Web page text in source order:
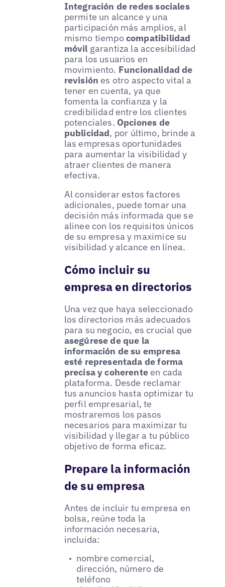
Integración de redes sociales
permite un alcance y una
participación más amplios, al
mismo tiempocompatibilidad
móvil garantiza la accesibilidad
para los usuarios en
movimiento. Funcionalidad de
revisión es otro aspecto vital a
tener en cuenta, ya que
fomenta la confianza y la
credibilidad entre los clientes
potenciales. Opciones de
publicidad, por último, brinde a
las empresas oportunidades
para aumentar la visibilidad y
atraer clientes de manera
efectiva.
Al considerar estos factores
adicionales, puede tomar una
decisión más informada que se
alinee con los requisitos únicos
de su empresa y maximice su
visibilidad y alcance en línea.
Cómo incluir su
empresa en directorios
Una vez que haya seleccionado
los directorios más adecuados
para su negocio, es crucial que
asegúrese de que la
información de su empresa
esté representada de forma
precisa y coherente en cada
plataforma. Desde reclamar
tus anuncios hasta optimizar tu
perfil empresarial, te
mostraremos los pasos
necesarios para maximizar tu
visibilidad y llegar a tu público
objetivo de forma eficaz.
Prepare la información
de su empresa
Antes de incluir tu empresa en
bolsa, reúne toda la
información necesaria,
incluida:
nombre comercial,
dirección, número de
teléfono